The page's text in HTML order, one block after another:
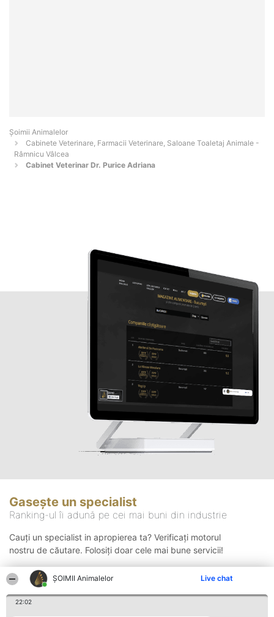
ŞOIMII Animalelor Live chat
22:02
Şoimii Animalelor
Cabinete Veterinare, Farmacii Veterinare, Saloane Toaletaj Animale -
Râmnicu Vâlcea
Cabinet Veterinar Dr. Purice Adriana
Gasește un specialist
Ranking-ul îi adună pe cei mai buni din industrie
Cauți un specialist in apropierea ta? Verificați motorul
nostru de căutare. Folosiți doar cele mai bune servicii!